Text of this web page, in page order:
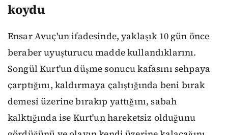
koydu
Ensar Avuç'un ifadesinde, yaklaşık 10 gün önce
beraber uyuşturucu madde kullandıklarını.
Songül Kurt'un düşme sonucu kafasını sehpaya
çarptığını, kaldırmaya çalıştığında beni bırak
demesi üzerine bırakıp yattığını, sabah
kalktığında ise Kurt'un hareketsiz olduğunu